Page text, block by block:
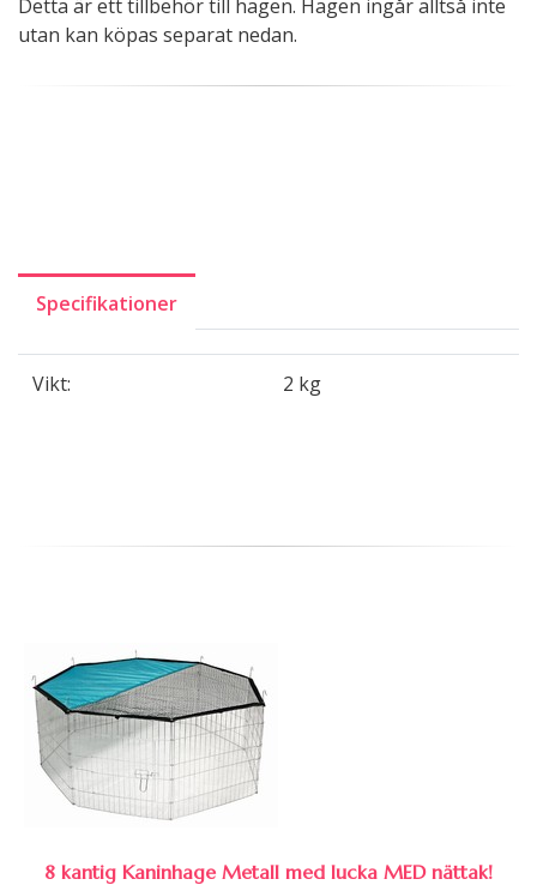
Detta är ett tillbehör till hagen. Hagen ingår alltså inte
utan kan köpas separat nedan.
Specifikationer
Vikt: 2 kg
8 kantig Kaninhage Metall med lucka MED nättak!